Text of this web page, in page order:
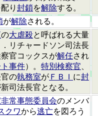
り 封鎖を解除する。
が解除される。
の大虐殺と呼ばれる大量
リチャードソン司法長
官コックスが解任され
事件）。 特別検察官
の執務室が ＦＢＩ に封
司法長官となる。
非常事態委員会のメンバ
クワから逃亡を図ろう